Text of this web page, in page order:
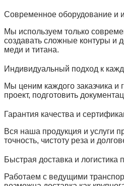
Современное оборудование и
Мы используем только
создавать сложные контуры и
меди и титана.
Индивидуальный подход к
Мы ценим каждого заказчика и
проект, подготовить
Гарантия качества и
Вся наша продукция и услуги
точность, чистоту реза и
Быстрая доставка и логистика
Работаем с ведущими